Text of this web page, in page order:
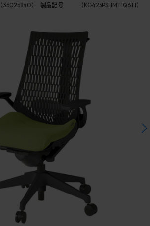
（35025840） 製品記号 （KG425PSHMT1Q6T1）